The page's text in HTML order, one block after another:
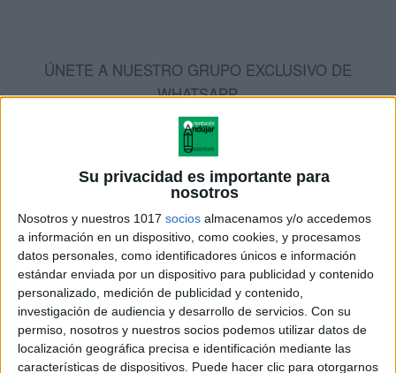
Su privacidad es importante para
nosotros
Nosotros y nuestros 1017 socios almacenamos y/o accedemos
a información en un dispositivo, como cookies, y procesamos
datos personales, como identificadores únicos e información
estándar enviada por un dispositivo para publicidad y contenido
personalizado, medición de publicidad y contenido,
investigación de audiencia y desarrollo de servicios. Con su
permiso, nosotros y nuestros socios podemos utilizar datos de
localización geográfica precisa e identificación mediante las
características de dispositivos. Puede hacer clic para otorgarnos
ÚNETE A NUESTRO GRUPO EXCLUSIVO DE
WHATSAPP